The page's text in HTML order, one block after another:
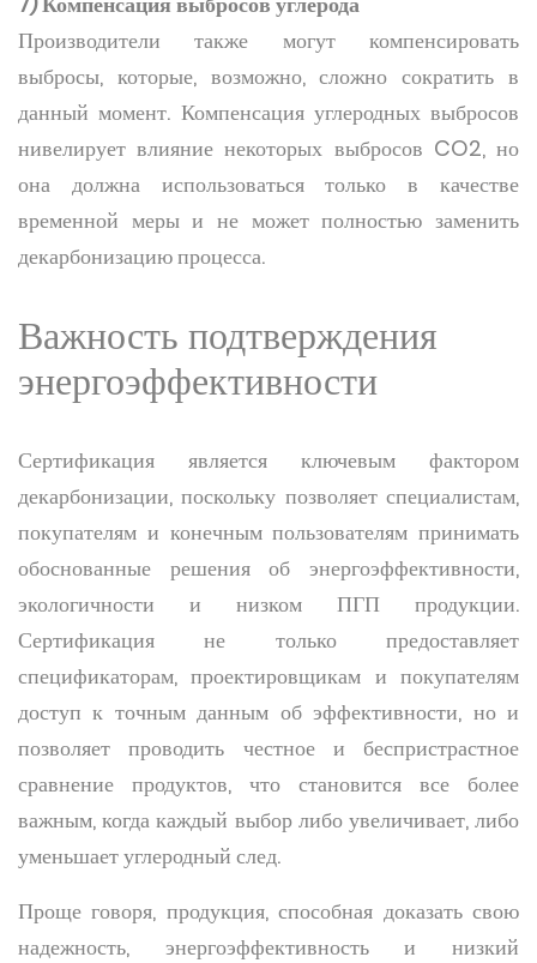
Производители также могут компенсировать
выбросы, которые, возможно, сложно сократить в
данный момент. Компенсация углеродных выбросов
нивелирует влияние некоторых выбросов CO2, но
она должна использоваться только в качестве
временной меры и не может полностью заменить
декарбонизацию процесса.
Важность подтверждения
энергоэффективности
Сертификация является ключевым фактором
декарбонизации, поскольку позволяет специалистам,
покупателям и конечным пользователям принимать
обоснованные решения об энергоэффективности,
экологичности и низком ПГП продукции.
Сертификация не только предоставляет
спецификаторам, проектировщикам и покупателям
доступ к точным данным об эффективности, но и
позволяет проводить честное и беспристрастное
сравнение продуктов, что становится все более
важным, когда каждый выбор либо увеличивает, либо
уменьшает углеродный след.
Проще говоря, продукция, способная доказать свою
надежность, энергоэффективность и низкий